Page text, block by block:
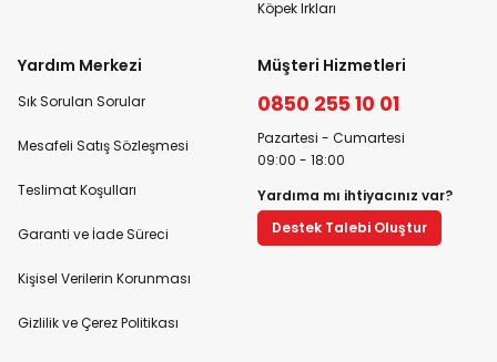
Köpek Irkları
Yardım Merkezi
Sık Sorulan Sorular
Mesafeli Satış Sözleşmesi
Teslimat Koşulları
Garanti ve İade Süreci
Kişisel Verilerin Korunması
Gizlilik ve Çerez Politikası
Müşteri Hizmetleri
0850 255 10 01
Pazartesi - Cumartesi
09:00 - 18:00
Yardıma mı ihtiyacınız var?
Destek Talebi Oluştur